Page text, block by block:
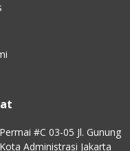
#C 03-05 Jl. Gunung
Administrasi Jakarta